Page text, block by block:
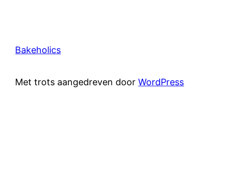
Bakeholics
Met trots aangedreven doorWordPress